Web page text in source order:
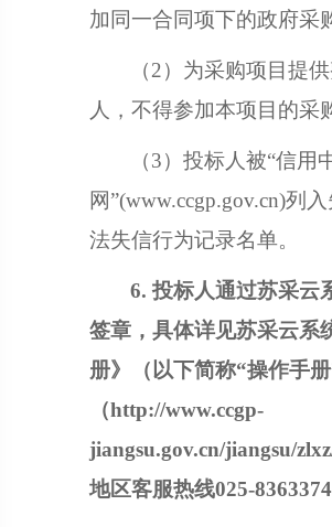
加同一合同项下的政府采
（2）为采购项目提
人，不得参加本项目的采
（3）投标人被“信用
网”(www.ccgp.gov.cn)列
法失信行为记录名单。
6. 投标人通过苏采云
签章，具体详见苏采云系
册》（以下简称“操作手
（http://www.ccgp-
jiangsu.gov.cn/jiangsu/
地区客服热线025-